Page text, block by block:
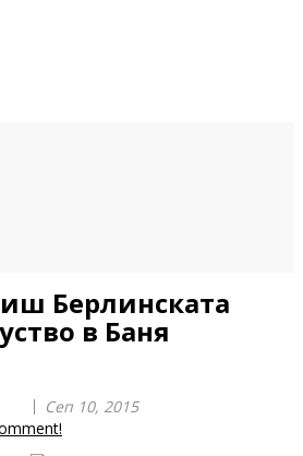
Берлинската
в Баня
Сеп 10, 2015